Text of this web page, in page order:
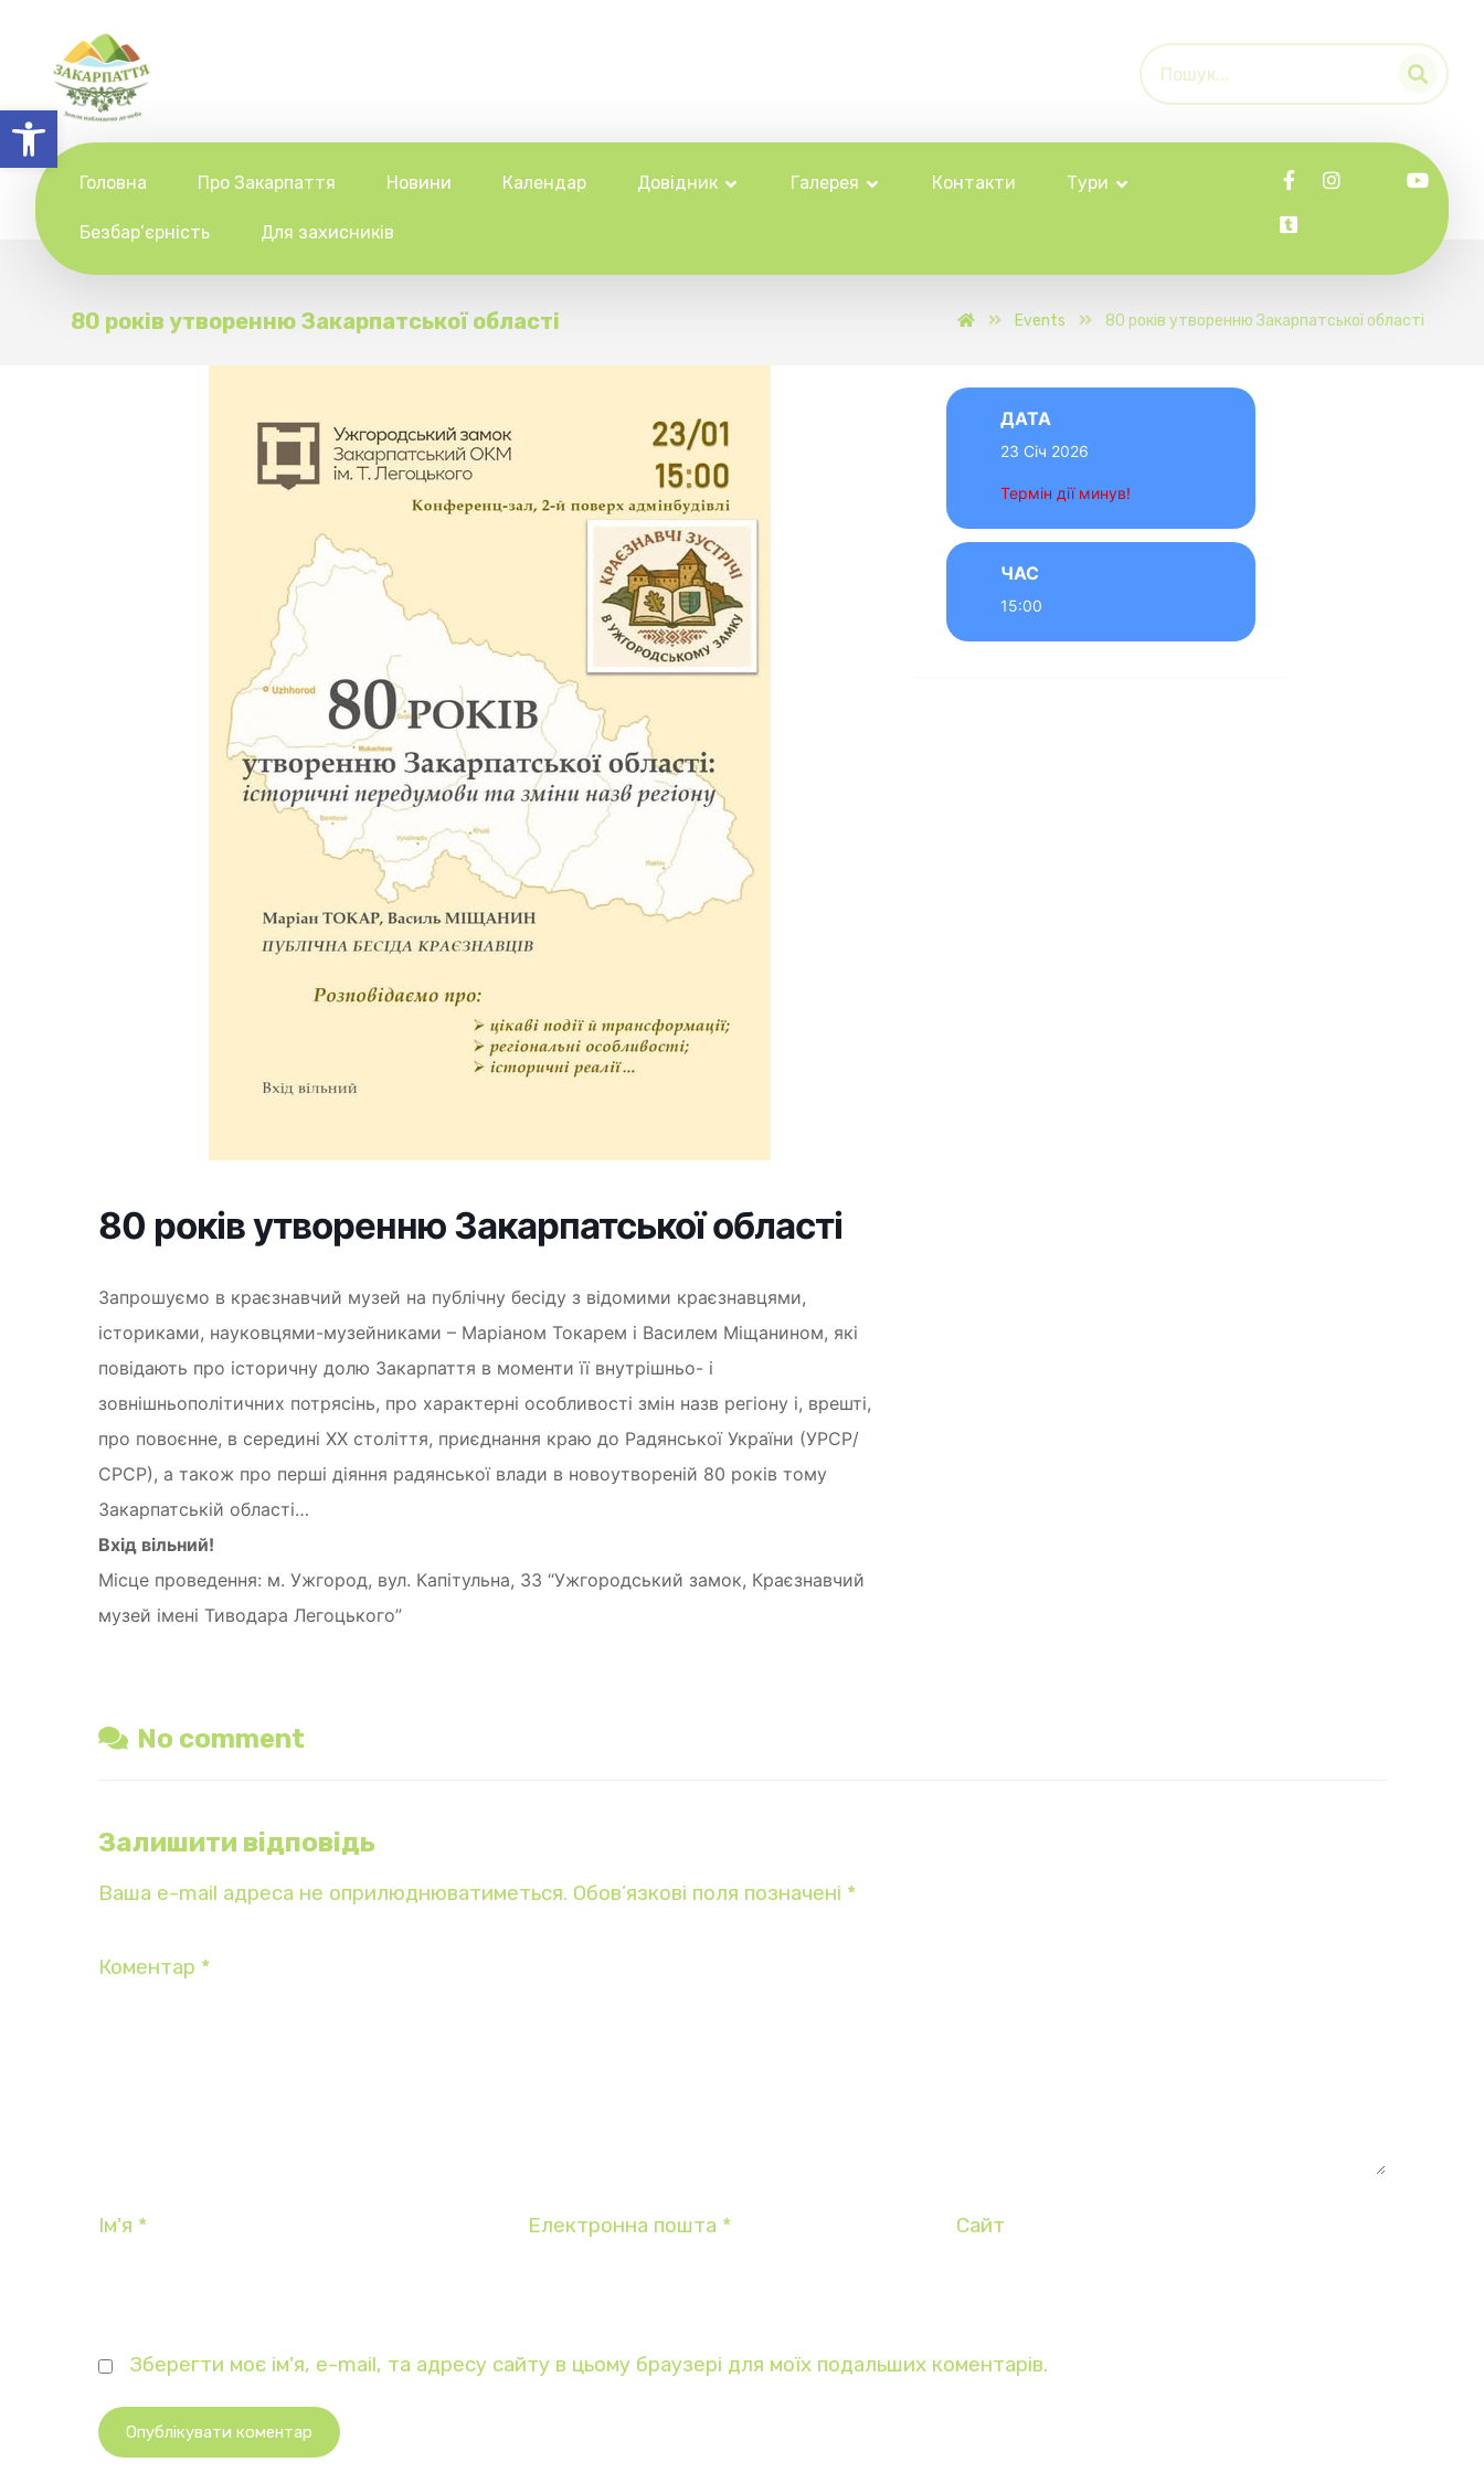
Відкрити Панель інструментів
Головна Про Закарпаття Новини Календар Довідник Галерея Контакти Тури
Безбар’єрність Для захисників
80 років утворенню Закарпатської області Events 80 років утворенню Закарпатської області
80 років утворенню Закарпатської області
Запрошуємо в краєзнавчий музей на публічну бесіду з відомими краєзнавцями,
істориками, науковцями-музейниками – Маріаном Токарем і Василем Міщанином, які
повідають про історичну долю Закарпаття в моменти її внутрішньо- і
зовнішньополітичних потрясінь, про характерні особливості змін назв регіону і, врешті,
про повоєнне, в середині ХХ століття, приєднання краю до Радянської України (УРСР/
СРСР), а також про перші діяння радянської влади в новоутвореній 80 років тому
Закарпатській області…
Вхід вільний!
Місце проведення: м. Ужгород, вул. Капітульна, 33 “Ужгородський замок, Краєзнавчий
музей імені Тиводара Легоцького”
ДАТА
23 Січ 2026
Термін дії минув!
ЧАС
15:00
No comment
Залишити відповідь
Ваша e-mail адреса не оприлюднюватиметься. Обов’язкові поля позначені *
Коментар *
Ім'я * Електронна пошта * Сайт
Зберегти моє ім'я, e-mail, та адресу сайту в цьому браузері для моїх подальших коментарів.
Опублікувати коментар